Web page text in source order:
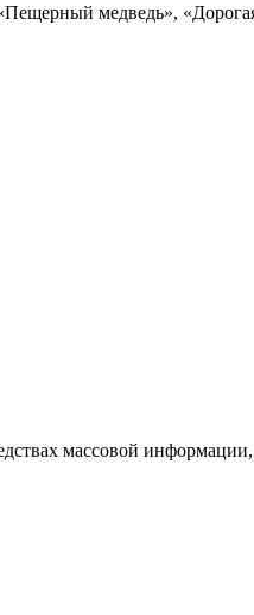
медведь»,
массовой